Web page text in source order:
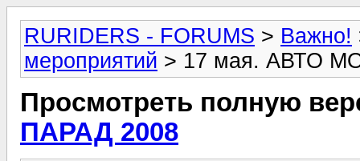
RURIDERS - FORUMS > Важно!
мероприятий > 17 мая. АВТО
Просмотреть полную
ПАРАД 2008